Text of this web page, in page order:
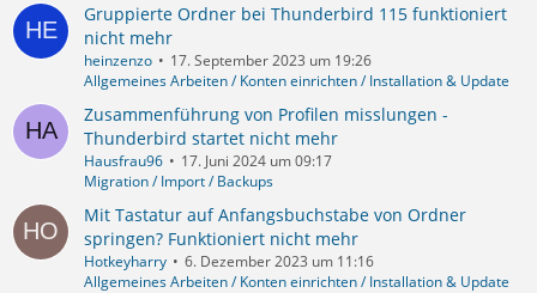
Gruppierte Ordner bei Thunderbird 115 funktioniert
nicht mehr
heinzenzo
17. September 2023 um 19:26
Allgemeines Arbeiten / Konten einrichten / Installation & Update
Zusammenführung von Profilen misslungen -
Thunderbird startet nicht mehr
Hausfrau96
17. Juni 2024 um 09:17
Migration / Import / Backups
Mit Tastatur auf Anfangsbuchstabe von Ordner
springen? Funktioniert nicht mehr
Hotkeyharry
6. Dezember 2023 um 11:16
Allgemeines Arbeiten / Konten einrichten / Installation & Update